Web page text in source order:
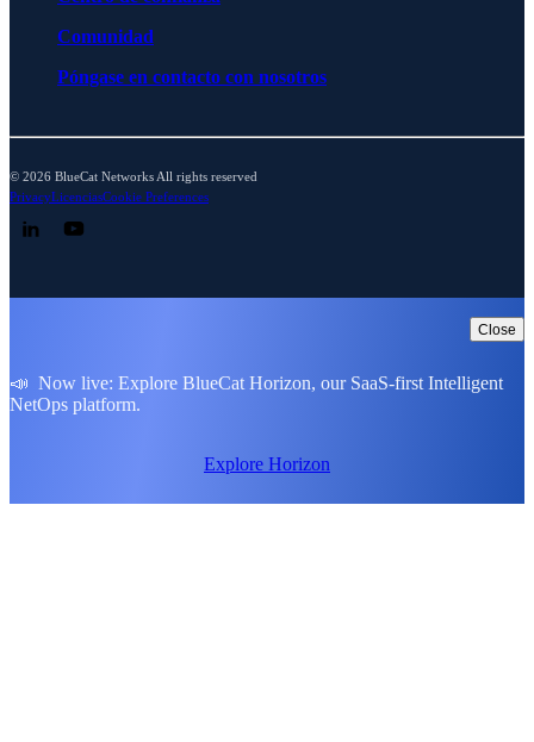
Comunidad
Póngase en contacto con nosotros
© 2026 BlueCat Networks All rights reserved
PrivacyLicenciasCookie Preferences
Follow us on LinkedIn
Follow us on YouTube
Close
📣 Now live: Explore BlueCat Horizon, our SaaS-first Intelligent
NetOps platform.
Explore Horizon